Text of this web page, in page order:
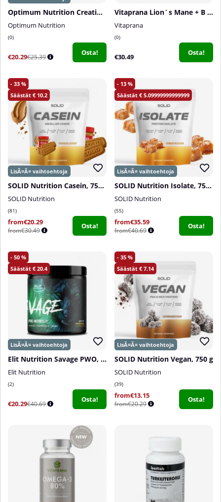
Optimum Nutrition Creatine Powder, 247,5 g
Optimum Nutrition
0
€20.29€25.39
Osta!
Vitaprana Lion´s Mane + B complex, 50 caps
Vitaprana
0
€30.49 Osta!
33
10.2
SOLID Nutrition Casein, 750 g
SOLID Nutrition
81
from€20.29
from€30.49
Osta!
13
5.09999999999999
SOLID Nutrition Isolate, 750 g
SOLID Nutrition
55
from€35.59
from€40.69
Osta!
50
20.4
Elit Nutrition Savage PWO, 300 g
Elit Nutrition
2
€20.29€40.69
Osta!
35
7.14
SOLID Nutrition Vegan, 750 g
SOLID Nutrition
39
from€13.15
from€20.29
Osta!